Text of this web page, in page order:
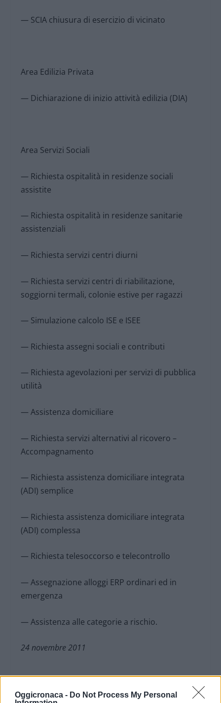
Oggicronaca - Do Not Process My Personal
— SCIA chiusura di esercizio di vicinato
Area Edilizia Privata
— Dichiarazione di inizio attività edilizia (DIA)
Area Servizi Sociali
— Richiesta ospitalità in residenze sociali
assistite
— Richiesta ospitalità in residenze sanitarie
assistenziali
— Richiesta servizi centri diurni
— Richiesta servizi centri di riabilitazione,
soggiorni termali, colonie estive per ragazzi
— Simulazione calcolo ISE e ISEE
— Richiesta assegni sociali e contributi
— Richiesta agevolazioni per servizi di pubblica
utilità
— Assistenza domiciliare
— Richiesta servizi alternativi al ricovero –
Accompagnamento
— Richiesta assistenza domiciliare integrata
(ADI) semplice
— Richiesta assistenza domiciliare integrata
(ADI) complessa
— Richiesta telesoccorso e telecontrollo
— Assegnazione alloggi ERP ordinari ed in
emergenza
— Assistenza alle categorie a rischio.
24 novembre 2011